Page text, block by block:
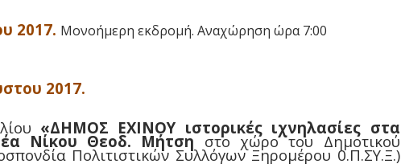
2017. Μονοήμερη εκδρομή. Αναχώρηση ώρα 7:00
2017.
«ΔΗΜΟΣ ΕΧΙΝΟΥ ιστορικές ιχνηλασίες στα
Νίκου Θεοδ. Μήτση στο χώρο του Δημοτικού
Πολιτιστικών Συλλόγων Ξηρομέρου 0.Π.ΣΥ.Ξ.)